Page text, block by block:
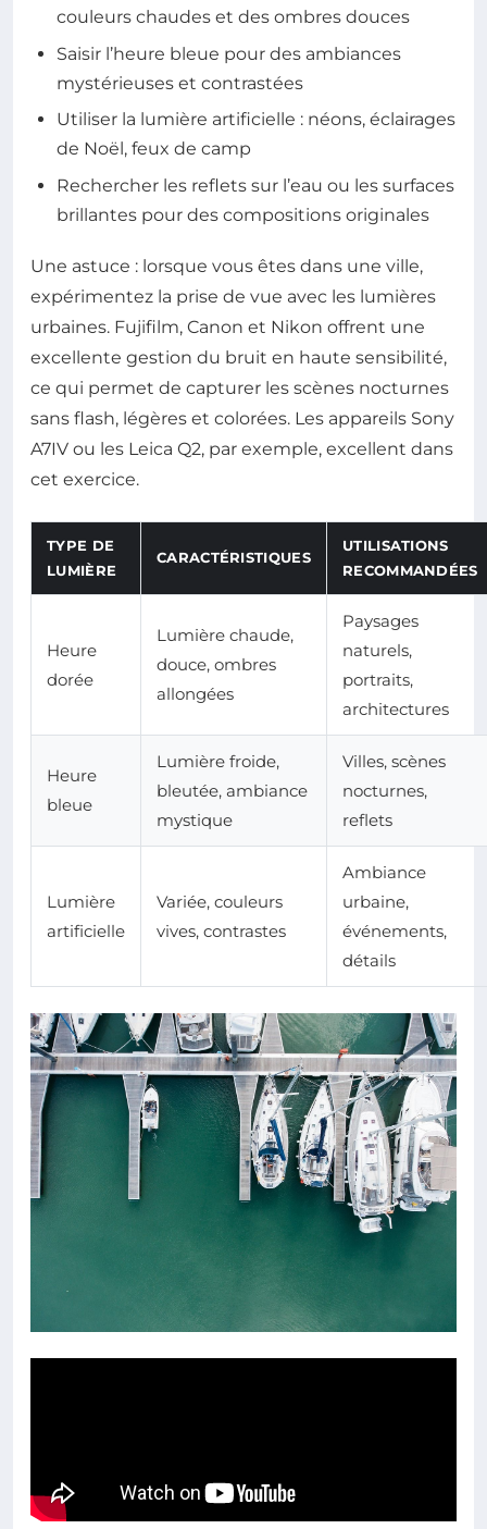
couleurs chaudes et des ombres douces
Saisir l’heure bleue pour des ambiances
mystérieuses et contrastées
Utiliser la lumière artificielle : néons, éclairages
de Noël, feux de camp
Rechercher les reflets sur l’eau ou les surfaces
brillantes pour des compositions originales
Une astuce : lorsque vous êtes dans une ville,
expérimentez la prise de vue avec les lumières
urbaines. Fujifilm, Canon et Nikon offrent une
excellente gestion du bruit en haute sensibilité,
ce qui permet de capturer les scènes nocturnes
sans flash, légères et colorées. Les appareils Sony
A7IV ou les Leica Q2, par exemple, excellent dans
cet exercice.
TYPE DE
LUMIÈRE
CARACTÉRISTIQUES
UTILISATIONS
RECOMMANDÉES
Heure
dorée
Lumière chaude,
douce, ombres
allongées
Paysages
naturels,
portraits,
architectures
Heure
bleue
Lumière froide,
bleutée, ambiance
mystique
Villes, scènes
nocturnes,
reflets
Lumière
artificielle
Variée, couleurs
vives, contrastes
Ambiance
urbaine,
événements,
détails